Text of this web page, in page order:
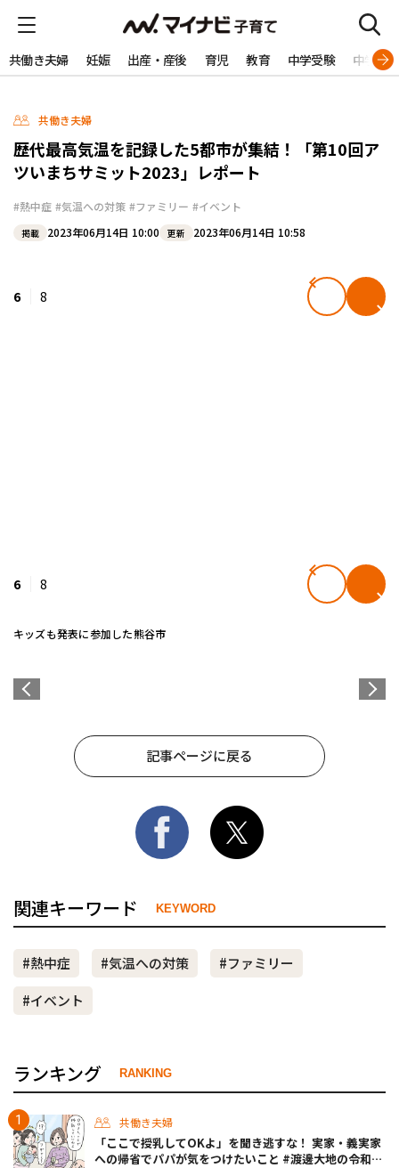
共働き夫婦 妊娠 出産・産後 育児 教育 中学受験 中学生
共働き夫婦
歴代最高気温を記録した5都市が集結！「第10回ア
ツいまちサミット2023」レポート
#熱中症 #気温への対策 #ファミリー #イベント
掲載 2023年06月14日 10:00 更新 2023年06月14日 10:58
6 8
6 8
キッズも発表に参加した熊谷市
記事ページに戻る
関連キーワード KEYWORD
#熱中症 #気温への対策
#ファミリー
#イベント
ランキング RANKING
共働き夫婦
「ここで授乳してOKよ」を聞き逃すな！ 実家・義実家
への帰省でパパが気をつけたいこと #渡邊大地の令和的